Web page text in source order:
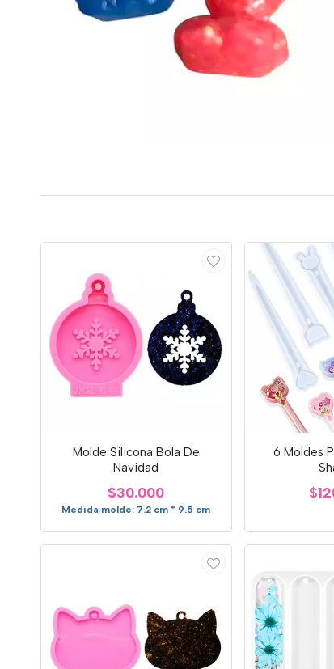
Molde Silicona Bola De
Navidad
$30.000
Medida molde: 7.2 cm * 9.5 cm
6 Moldes